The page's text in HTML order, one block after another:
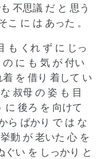
不思議 だ と 思う
に は あった 。
も くれ ず に じっ
に も 気 が 付い
を 借り 着して い
叔母 の 姿 も 目
に 後ろ を 向けて
ら ばかり で は な
動 が 老いた 心 を
い を しっかり と